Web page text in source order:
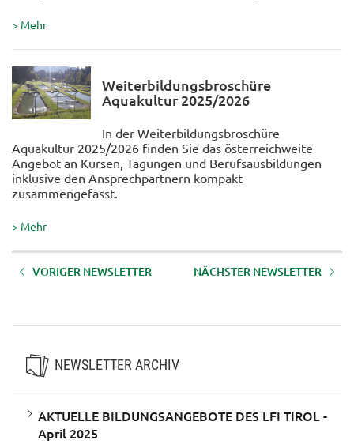
> Mehr
Weiterbildungsbroschüre
Aquakultur 2025/2026
In der Weiterbildungsbroschüre
Aquakultur 2025/2026 finden Sie das österreichweite
Angebot an Kursen, Tagungen und Berufsausbildungen
inklusive den Ansprechpartnern kompakt
zusammengefasst.
> Mehr
VORIGER NEWSLETTER NÄCHSTER NEWSLETTER
NEWSLETTER ARCHIV
AKTUELLE BILDUNGSANGEBOTE DES LFI TIROL -
April 2025